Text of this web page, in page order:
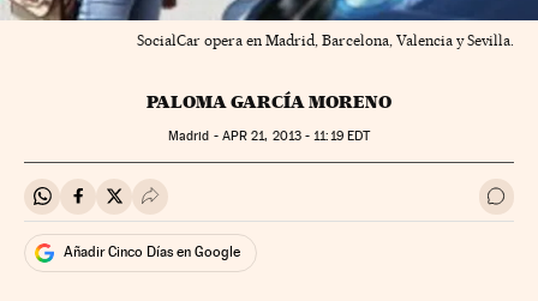
SocialCar opera en Madrid, Barcelona, Valencia y Sevilla.
PALOMA GARCÍA MORENO
Madrid - APR 21, 2013 - 11:19EDT
Compartir en Whatsapp
Compartir en Facebook
Compartir en Twitter
Desplegar Redes Sociales Ir a
Añadir Cinco Días en Google